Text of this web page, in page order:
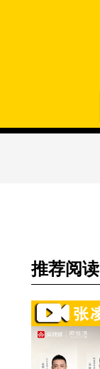
推荐阅读